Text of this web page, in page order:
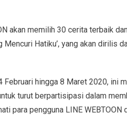
akan memilih 30 cerita terbaik
Mencuri Hatiku’, yang akan dirilis
hingga 8 Maret 2020, ini
turut berpartisipasi dalam
para pengguna LINE WEBTOON